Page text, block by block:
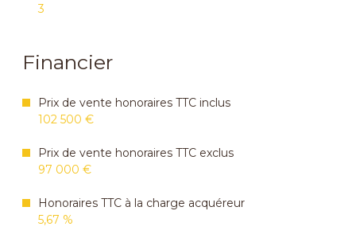
3
Financier
Prix de vente honoraires TTC inclus
102 500 €
Prix de vente honoraires TTC exclus
97 000 €
Honoraires TTC à la charge acquéreur
5,67 %